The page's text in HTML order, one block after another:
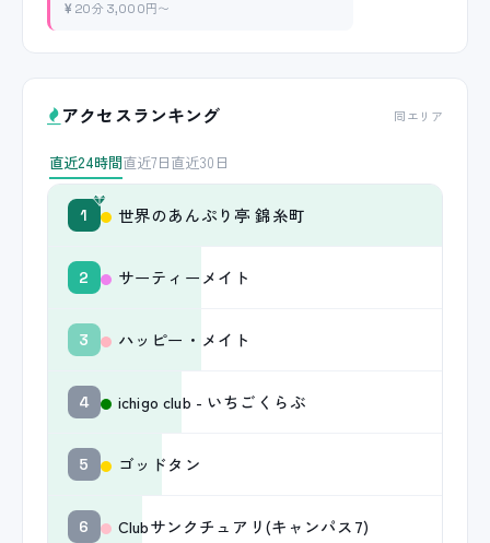
20分 3,000円〜
アクセスランキング 同エリア
直近24時間直近7日直近30日
1 世界のあんぷり亭 錦糸町
2 サーティーメイト
3 ハッピー・メイト
4 ichigo club - いちごくらぶ
5 ゴッドタン
6 Clubサンクチュアリ(キャンパス7)